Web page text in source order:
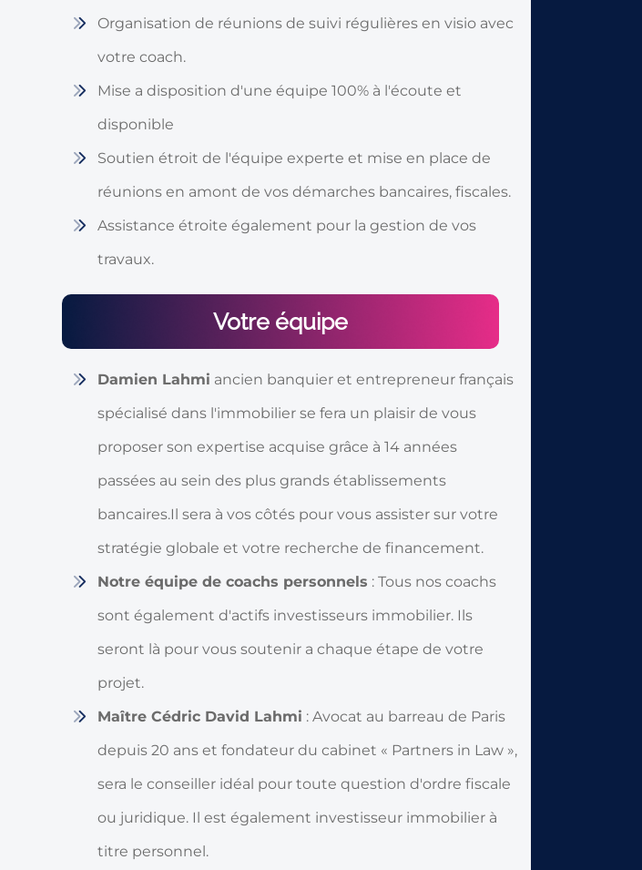
Organisation de réunions de suivi régulières en visio avec
votre coach.
Mise a disposition d'une équipe 100% à l'écoute et
disponible
Soutien étroit de l'équipe experte et mise en place de
réunions en amont de vos démarches bancaires, fiscales.
Assistance étroite également pour la gestion de vos
travaux.
Votre équipe
Damien Lahmi ancien banquier et entrepreneur français
spécialisé dans l'immobilier se fera un plaisir de vous
proposer son expertise acquise grâce à 14 années
passées au sein des plus grands établissements
bancaires.Il sera à vos côtés pour vous assister sur votre
stratégie globale et votre recherche de financement.
Notre équipe de coachs personnels : Tous nos coachs
sont également d'actifs investisseurs immobilier. Ils
seront là pour vous soutenir a chaque étape de votre
projet.
Maître Cédric David Lahmi : Avocat au barreau de Paris
depuis 20 ans et fondateur du cabinet « Partners in Law »,
sera le conseiller idéal pour toute question d'ordre fiscale
ou juridique. Il est également investisseur immobilier à
titre personnel.